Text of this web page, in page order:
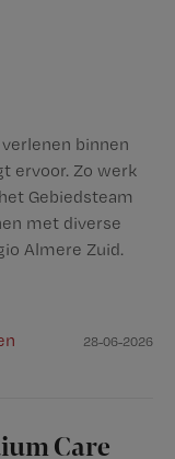
binnen
ervoor. Zo werk
Gebiedsteam
met diverse
Almere Zuid.
28-06-2026
Care